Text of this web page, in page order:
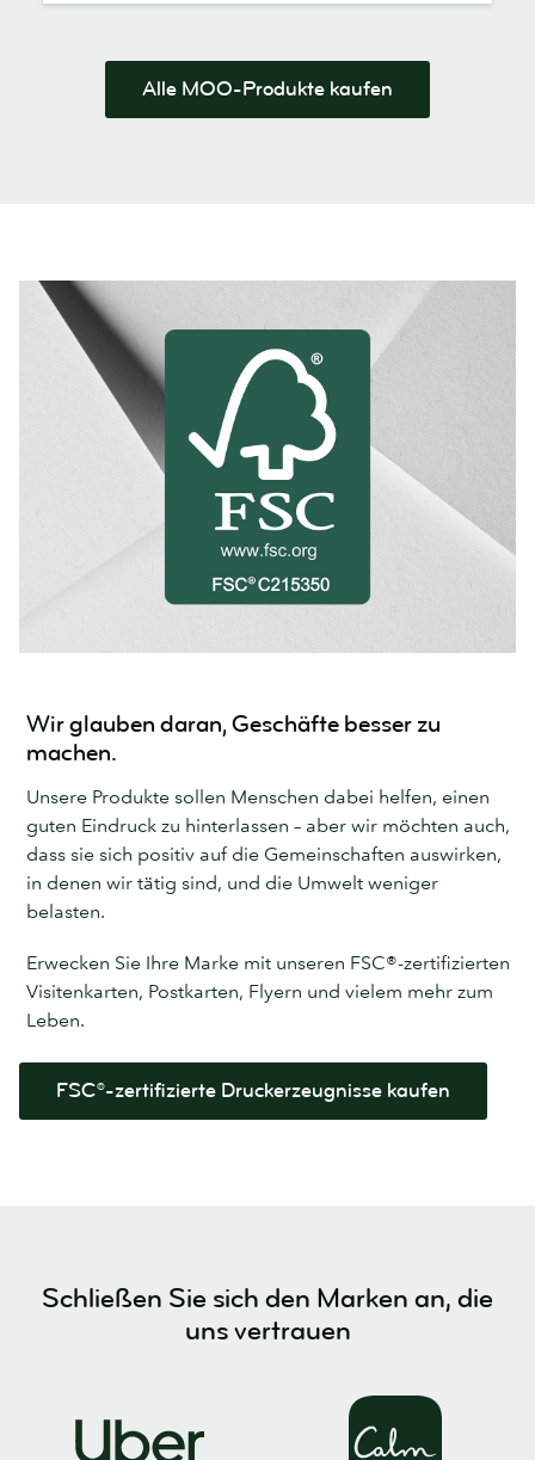
Alle MOO-Produkte kaufen
Wir glauben daran, Geschäfte besser zu
machen.
Unsere Produkte sollen Menschen dabei helfen, einen
guten Eindruck zu hinterlassen – aber wir möchten auch,
dass sie sich positiv auf die Gemeinschaften auswirken,
in denen wir tätig sind, und die Umwelt weniger
belasten.
Erwecken Sie Ihre Marke mit unseren FSC®-zertifizierten
Visitenkarten, Postkarten, Flyern und vielem mehr zum
Leben.
FSC®-zertifizierte Druckerzeugnisse kaufen
Schließen Sie sich den Marken an, die
uns vertrauen